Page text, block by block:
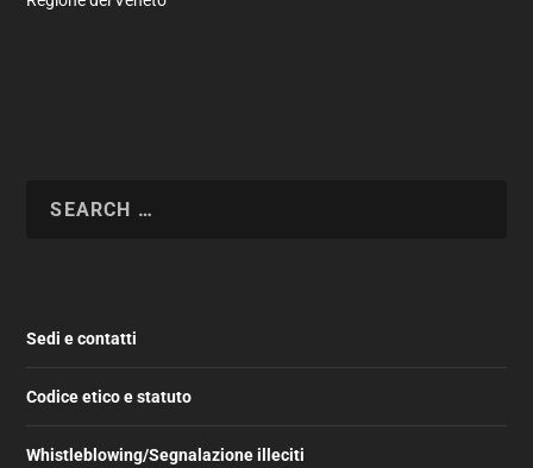
Sedi e contatti
Codice etico e statuto
Whistleblowing/Segnalazione illeciti